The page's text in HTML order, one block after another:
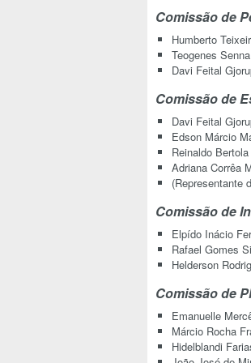
Comissão de
Humberto
Teogenes
Davi Feital
Comissão de
Davi Feital
Edson Márcio
Reinaldo
Adriana Corrêa
(Representante
Comissão de
Elpído Inácio
Rafael Gomes
Helderson
Comissão de
Emanuelle
Márcio Rocha
Hidelblandi